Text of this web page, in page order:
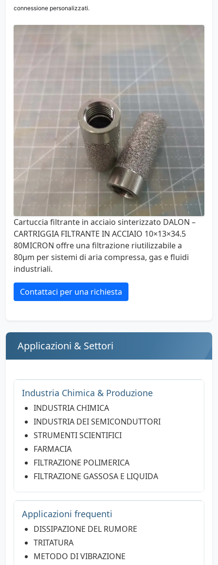
connessione personalizzati.
Cartuccia filtrante in acciaio sinterizzato DALON –
CARTRIGGIA FILTRANTE IN ACCIAIO 10×13×34.5
80MICRON offre una filtrazione riutilizzabile a
80µm per sistemi di aria compressa, gas e fluidi
industriali.
Contattaci per una richiesta
Applicazioni & Settori
Industria Chimica & Produzione
INDUSTRIA CHIMICA
INDUSTRIA DEI SEMICONDUTTORI
STRUMENTI SCIENTIFICI
FARMACIA
FILTRAZIONE POLIMERICA
FILTRAZIONE GASSOSA E LIQUIDA
Applicazioni frequenti
DISSIPAZIONE DEL RUMORE
TRITATURA
METODO DI VIBRAZIONE